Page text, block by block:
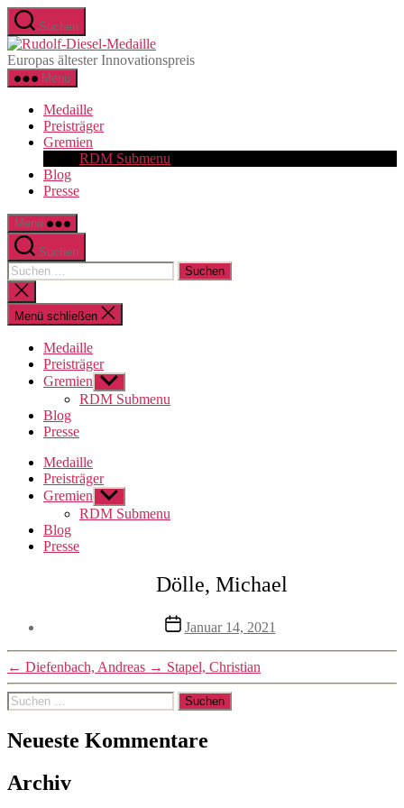
Zum
Inhalt
springen
Suchen
Rudolf-
Diesel-
Europas ältester Innovationspreis
Menü
Medaille
Preisträger
Gremien
RDM Submenu
Blog
Presse
Menü
Suchen
Suchen
nach:
Suche
schließen
Menü schließen
Medaille
Preisträger
Gremien Untermenü
anzeigen
RDM Submenu
Blog
Presse
Medaille
Preisträger
Gremien Untermenü
anzeigen
RDM Submenu
Blog
Presse
Dölle, Michael
Veröffentlichungsdatum
Januar 14, 2021
← Diefenbach, Andreas → Stapel, Christian
Suchen
nach:
Neueste Kommentare
Archiv